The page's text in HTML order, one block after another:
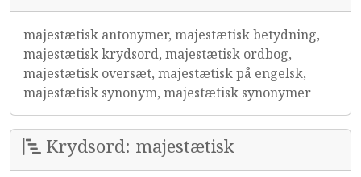
majestætisk antonymer, majestætisk betydning,
majestætisk krydsord, majestætisk ordbog,
majestætisk oversæt, majestætisk på engelsk,
majestætisk synonym, majestætisk synonymer
Krydsord: majestætisk